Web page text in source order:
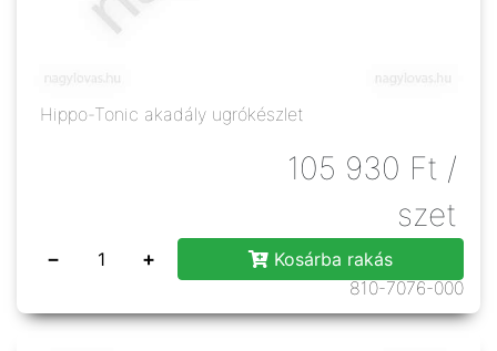
Hippo-Tonic akadály ugrókészlet
105 930 Ft /
szet
− +
Kosárba rakás
810-7076-000